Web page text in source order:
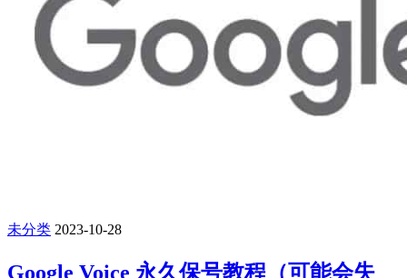
未分类 2023-10-28
Google Voice 永久保号教程（可能会失